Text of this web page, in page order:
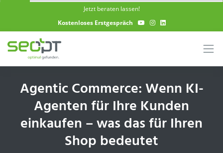
Skip to main content
Jetzt beraten lassen!
Kostenloses Erstgespräch
Agentic Commerce: Wenn KI-
Agenten für Ihre Kunden
einkaufen – was das für Ihren
Shop bedeutet